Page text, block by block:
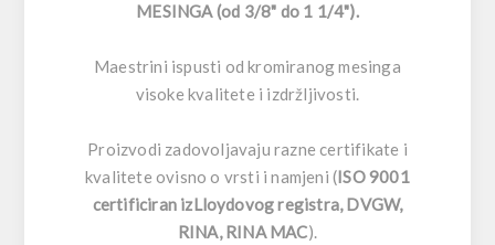
MESINGA (od 3/8" do 1 1/4").
Maestrini ispusti od kromiranog mesinga
visoke kvalitete i izdržljivosti.
Proizvodi zadovoljavaju razne certifikate i
kvalitete ovisno o vrsti i namjeni (ISO 9001
certificiran izLloydovog registra, DVGW,
RINA, RINA MAC).